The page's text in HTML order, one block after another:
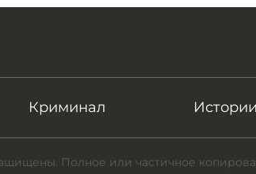
Криминал Истории
Полное или частичное